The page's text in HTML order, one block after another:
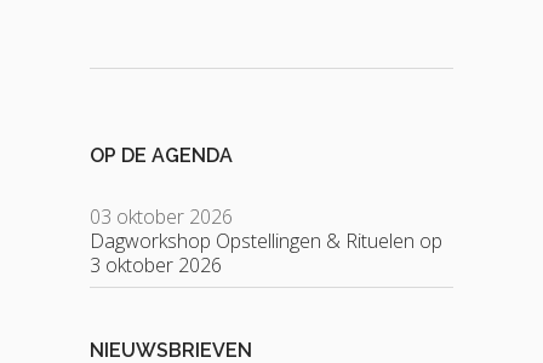
OP DE AGENDA
03 oktober 2026
Dagworkshop Opstellingen & Rituelen op
3 oktober 2026
NIEUWSBRIEVEN